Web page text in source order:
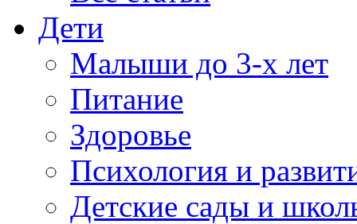
Дети
Малыши до 3-х лет
Питание
Здоровье
Психология и
Детские сады и